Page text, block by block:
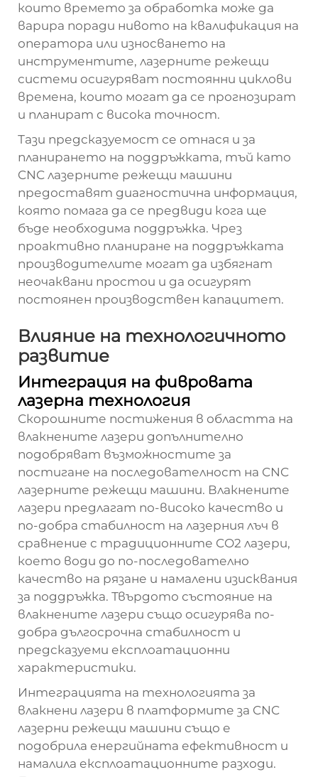
които времето за обработка може да
варира поради нивото на квалификация на
оператора или износването на
инструментите, лазерните режещи
системи осигуряват постоянни циклови
времена, които могат да се прогнозират
и планират с висока точност.
Тази предсказуемост се отнася и за
планирането на поддръжката, тъй като
CNC лазерните режещи машини
предоставят диагностична информация,
която помага да се предвиди кога ще
бъде необходима поддръжка. Чрез
проактивно планиране на поддръжката
производителите могат да избягнат
неочаквани простои и да осигурят
постоянен производствен капацитет.
Влияние на технологичното
развитие
Интеграция на фивровата
лазерна технология
Скорошните постижения в областта на
влакнените лазери допълнително
подобряват възможностите за
постигане на последователност на CNC
лазерните режещи машини. Влакнените
лазери предлагат по-високо качество и
по-добра стабилност на лазерния лъч в
сравнение с традиционните CO2 лазери,
което води до по-последователно
качество на рязане и намалени изисквания
за поддръжка. Твърдото състояние на
влакнените лазери също осигурява по-
добра дългосрочна стабилност и
предсказуеми експлоатационни
характеристики.
Интеграцията на технологията за
влакнени лазери в платформите за CNC
лазерни режещи машини също е
подобрила енергийната ефективност и
намалила експлоатационните разходи.